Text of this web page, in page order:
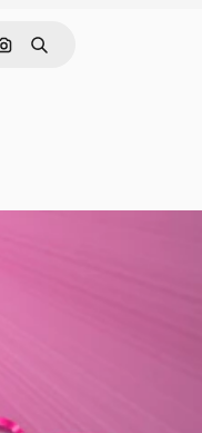
Pesquisar por imagem
Buscar